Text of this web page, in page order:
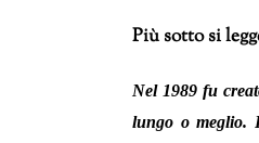
Più sotto si
Nel 1989 fu
lungo o meglio.